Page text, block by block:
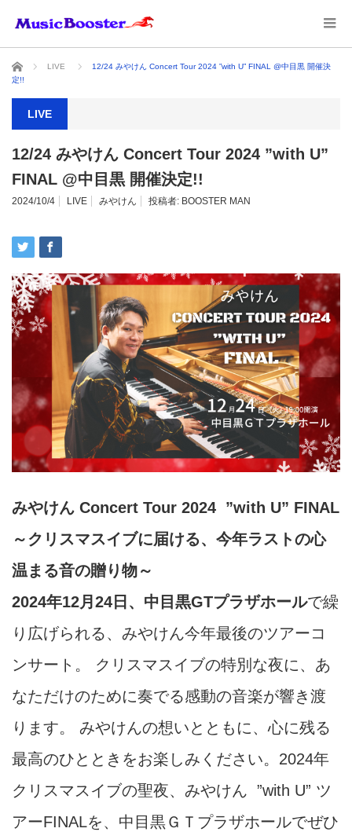
ホーム LIVE
12/24 みやけん Concert Tour 2024 ”with U” FINAL @中目黒 開催決
定!!
LIVE
12/24 みやけん Concert Tour 2024 ”with U”
FINAL @中目黒 開催決定!!
2024/10/4 LIVE みやけん 投稿者: BOOSTER MAN
みやけん Concert Tour 2024 ”with U” FINAL
～クリスマスイブに届ける、今年ラストの心
温まる音の贈り物～
2024年12月24日、中目黒GTプラザホールで繰
り広げられる、みやけん今年最後のツアーコ
ンサート。 クリスマスイブの特別な夜に、あ
なただけのために奏でる感動の音楽が響き渡
ります。 みやけんの想いとともに、心に残る
最高のひとときをお楽しみください。2024年
クリスマスイブの聖夜、みやけん ”with U” ツ
アーFINALを、中目黒ＧＴプラザホールでぜひ